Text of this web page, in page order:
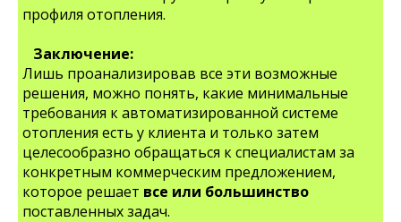
профиля отопления.
Заключение:
Лишь проанализировав все эти возможные
решения, можно понять, какие минимальные
требования к автоматизированной системе
отопления есть у клиента и только затем
целесообразно обращаться к специалистам за
конкретным коммерческим предложением,
которое решает все или большинство
поставленных задач.